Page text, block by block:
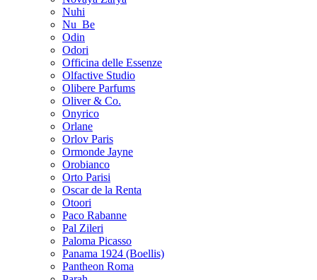
Nuhi
Nu_Be
Odin
Odori
Officina delle Essenze
Olfactive Studio
Olibere Parfums
Oliver & Co.
Onyrico
Orlane
Orlov Paris
Ormonde Jayne
Orobianco
Orto Parisi
Oscar de la Renta
Otoori
Paco Rabanne
Pal Zileri
Paloma Picasso
Panama 1924 (Boellis)
Pantheon Roma